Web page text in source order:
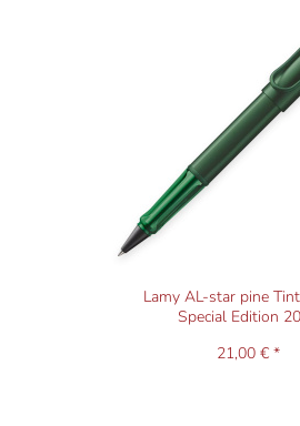
Lamy AL-star pine
Special Edition
21,00 € *